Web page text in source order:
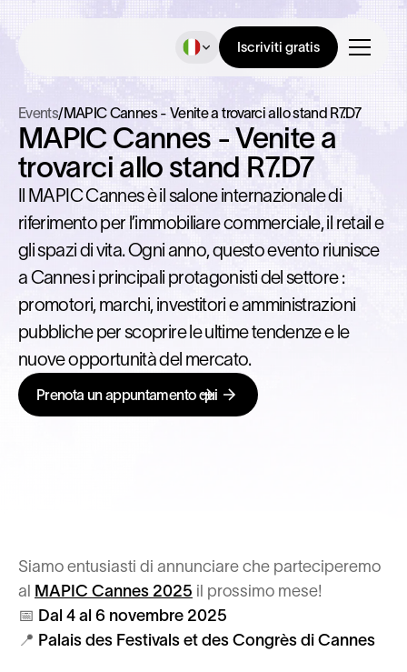
Iscriviti gratis
Events/MAPIC Cannes - Venite a trovarci allo stand R7.D7
MAPIC Cannes - Venite a
trovarci allo stand R7.D7
Il MAPIC Cannes è il salone internazionale di
riferimento per l’immobiliare commerciale, il retail e
gli spazi di vita. Ogni anno, questo evento riunisce
a Cannes i principali protagonisti del settore :
promotori, marchi, investitori e amministrazioni
pubbliche per scoprire le ultime tendenze e le
nuove opportunità del mercato.
Prenota un appuntamento qui
Siamo entusiasti di annunciare che parteciperemo
al MAPIC Cannes 2025 il prossimo mese!
📅 Dal 4 al 6 novembre 2025
📍 Palais des Festivals et des Congrès di Cannes